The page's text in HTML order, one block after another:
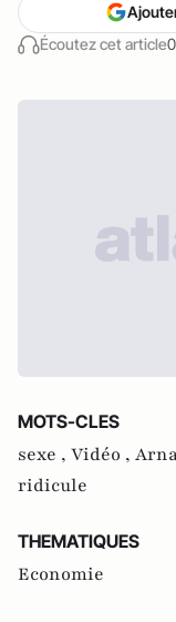
Écoutez cet article
MOTS-CLES
sexe , Vidéo ,
ridicule
THEMATIQUES
Economie